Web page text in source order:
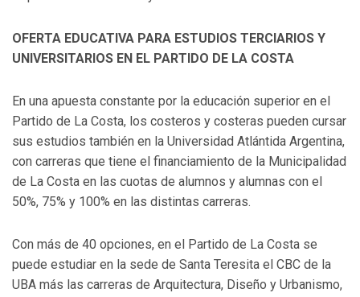
OFERTA EDUCATIVA PARA ESTUDIOS TERCIARIOS Y
UNIVERSITARIOS EN EL PARTIDO DE LA COSTA
En una apuesta constante por la educación superior en el
Partido de La Costa, los costeros y costeras pueden cursar
sus estudios también en la Universidad Atlántida Argentina,
con carreras que tiene el financiamiento de la Municipalidad
de La Costa en las cuotas de alumnos y alumnas con el
50%, 75% y 100% en las distintas carreras.
Con más de 40 opciones, en el Partido de La Costa se
puede estudiar en la sede de Santa Teresita el CBC de la
UBA más las carreras de Arquitectura, Diseño y Urbanismo,